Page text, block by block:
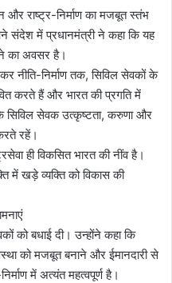
राष्ट्र-निर्माण का मजबूत स्तंभ
संदेश में प्रधानमंत्री ने कहा कि यह
का अवसर है।
नीति-निर्माण तक, सिविल सेवकों के
करते हैं और भारत की प्रगति में
सिविल सेवक उत्कृष्टता, करुणा और
रहें।
ही विकसित भारत की नींव है।
में खड़े व्यक्ति को विकास की
को बधाई दी। उन्होंने कहा कि
को मजबूत बनाने और ईमानदारी से
में अत्यंत महत्वपूर्ण है।